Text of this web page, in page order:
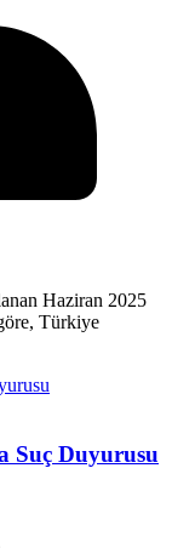
Haziran 2025
Türkiye
Suç Duyurusu